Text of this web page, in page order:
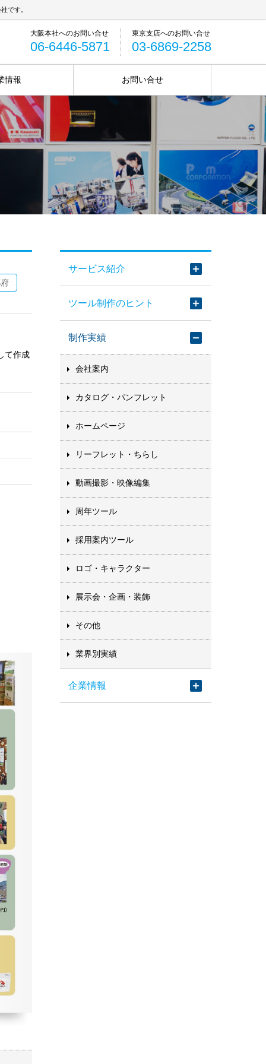
です。
06-6446-5871 03-6869-2258
情報 お問い合せ
て作成
サービス紹介
ツール制作のヒント
制作実績
会社案内
カタログ・パンフレット
ホームページ
リーフレット・ちらし
動画撮影・映像編集
周年ツール
採用案内ツール
ロゴ・キャラクター
展示会・企画・装飾
その他
業界別実績
企業情報